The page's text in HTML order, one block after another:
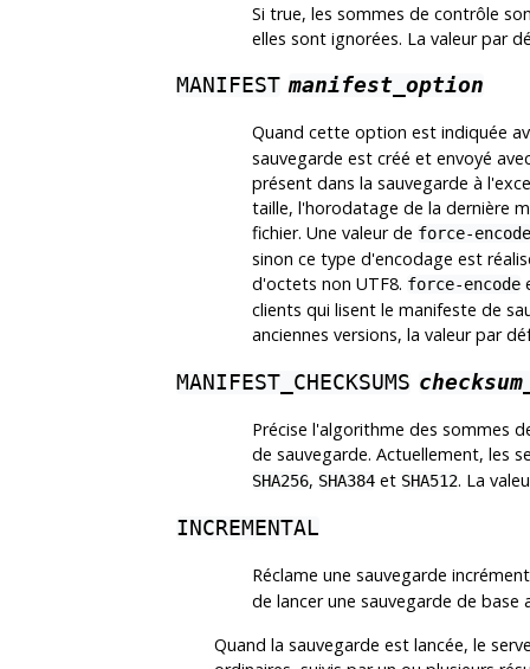
Si true, les sommes de contrôle
elles sont ignorées. La valeur par
MANIFEST manifest_option
Quand cette option est indiquée
sauvegarde est créé et envoyé
présent dans la sauvegarde à
taille, l'horodatage de la dernière
fichier. Une valeur de force-encode
sinon ce type d'encodage est
d'octets non UTF8. force-encode
clients qui lisent le manifeste de
anciennes versions, la valeur par
MANIFEST_CHECKSUMS
Précise l'algorithme des sommes
de sauvegarde. Actuellement, les
SHA256, SHA384et SHA512. La
INCREMENTAL
Réclame une sauvegarde
de lancer une sauvegarde de base
Quand la sauvegarde est lancée, le